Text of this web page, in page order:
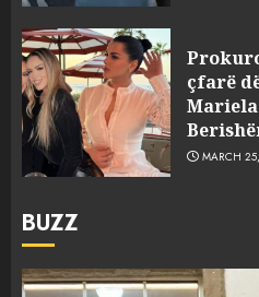
çfarë
MARCH
BUZZ